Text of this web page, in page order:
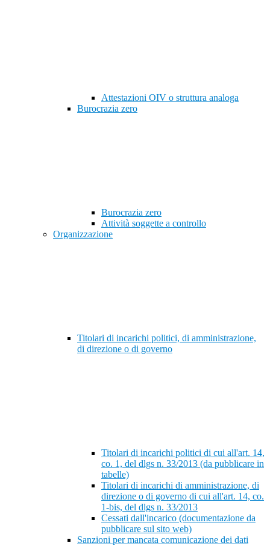
Attestazioni OIV o struttura analoga
Burocrazia zero
Burocrazia zero
Attività soggette a controllo
Organizzazione
Titolari di incarichi politici, di amministrazione,
di direzione o di governo
Titolari di incarichi politici di cui all'art. 14,
co. 1, del dlgs n. 33/2013 (da pubblicare in
tabelle)
Titolari di incarichi di amministrazione, di
direzione o di governo di cui all'art. 14, co.
1-bis, del dlgs n. 33/2013
Cessati dall'incarico (documentazione da
pubblicare sul sito web)
Sanzioni per mancata comunicazione dei dati